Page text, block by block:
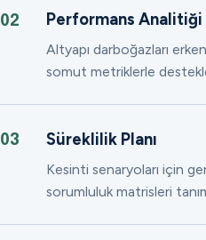
02 Performans Analitiği
Altyapı darboğazları
somut metriklerle
03 Süreklilik Planı
Kesinti senaryoları için
sorumluluk matrisleri